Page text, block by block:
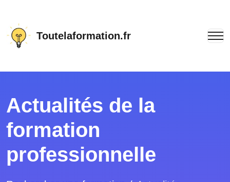
Toutelaformation.fr
Actualités de la
formation
professionnelle